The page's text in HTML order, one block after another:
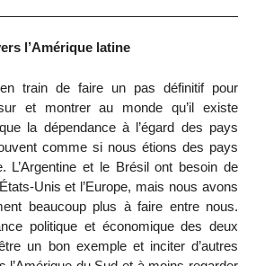
l’Amérique latine
train de faire un pas définitif pour
et montrer au monde qu’il existe
la dépendance à l’égard des pays
comme si nous étions des pays
L’Argentine et le Brésil ont besoin de
Unis et l’Europe, mais nous avons
beaucoup plus à faire entre nous.
politique et économique des deux
un bon exemple et inciter d’autres